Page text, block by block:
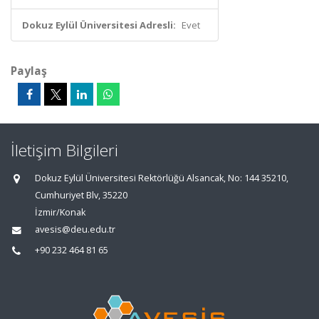
Dokuz Eylül Üniversitesi Adresli: Evet
Paylaş
İletişim Bilgileri
Dokuz Eylül Üniversitesi Rektörlüğü Alsancak, No: 144 35210,
Cumhuriyet Blv, 35220
İzmir/Konak
avesis@deu.edu.tr
+90 232 464 81 65